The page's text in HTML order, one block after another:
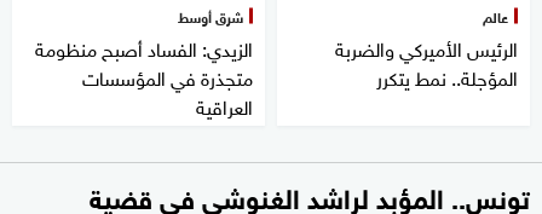
عالم
الرئيس الأميركي والضربة
المؤجلة.. نمط يتكرر
شرق أوسط
الزيدي: الفساد أصبح منظومة
متجذرة في المؤسسات
العراقية
تونس.. المؤبد لراشد الغنوشي في قضية